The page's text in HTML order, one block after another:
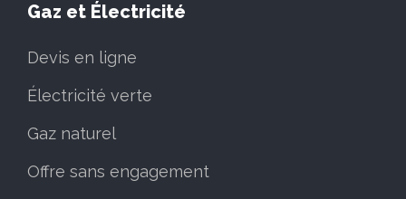
Gaz et Électricité
Devis en ligne
Électricité verte
Gaz naturel
Offre sans engagement